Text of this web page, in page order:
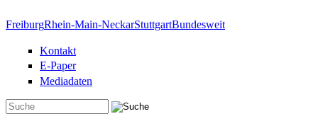
FreiburgRhein-Main-NeckarStuttgartBundesweit
Kontakt
E-Paper
Mediadaten